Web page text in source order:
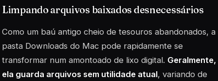
Limpando arquivos baixados desnecessários
Como um baú antigo cheio de tesouros abandonados, a
pasta Downloads do Mac pode rapidamente se
transformar num amontoado de lixo digital. Geralmente,
ela guarda arquivos sem utilidade atual, variando de